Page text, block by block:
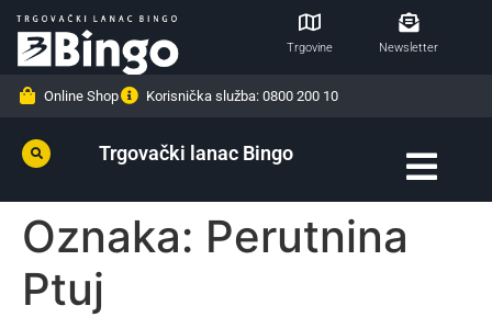
Trgovine Newsletter
Online Shop Korisnička služba: 0800 200 10
Trgovački lanac Bingo
Oznaka: Perutnina
Ptuj